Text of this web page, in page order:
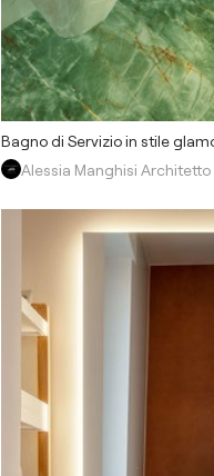
Bagno di Servizio in stile
Alessia Manghisi Architetto